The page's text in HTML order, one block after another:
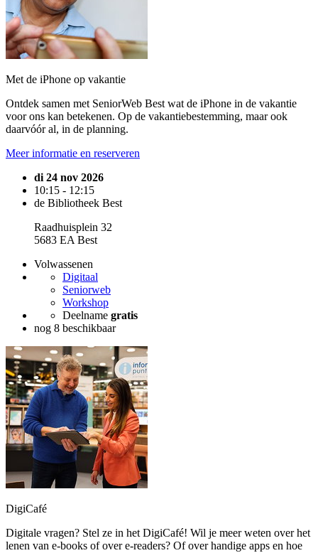
Met de iPhone op vakantie
Ontdek samen met SeniorWeb Best wat de iPhone in de vakantie
voor ons kan betekenen. Op de vakantiebestemming, maar ook
daarvóór al, in de planning.
Meer informatie en reserveren
di 24 nov 2026
10:15 - 12:15
de Bibliotheek Best
Raadhuisplein 32
5683 EA Best
Volwassenen
Digitaal
Seniorweb
Workshop
Deelname gratis
nog 8 beschikbaar
DigiCafé
Digitale vragen? Stel ze in het DigiCafé! Wil je meer weten over het
lenen van e-books of over e-readers? Of over handige apps en hoe